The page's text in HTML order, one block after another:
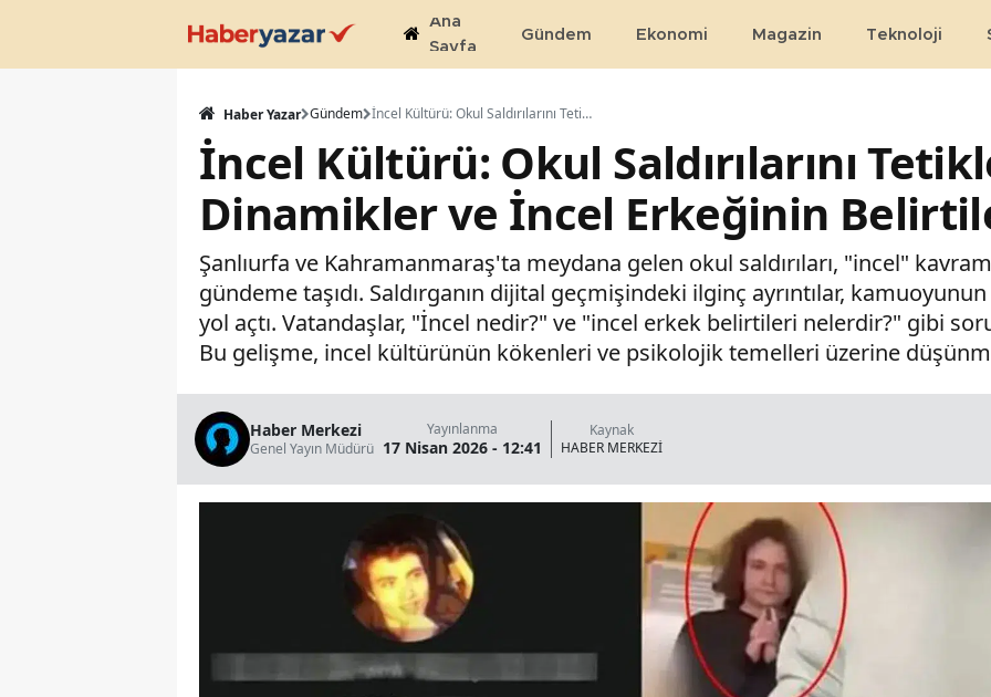
Ana
Sayfa
Gündem Ekonomi Magazin Teknoloji
Haber Yazar Gündem İncel Kültürü: Okul Saldırılarını Tetikleyen Karanlık Dinamikler ve İncel Erkeğinin Belirtileri
İncel Kültürü: Okul Saldırılarını
Dinamikler ve İncel Erkeğinin
Şanlıurfa ve Kahramanmaraş'ta meydana gelen okul saldırıları, "incel"
gündeme taşıdı. Saldırganın dijital geçmişindeki ilginç ayrıntılar,
yol açtı. Vatandaşlar, "İncel nedir?" ve "incel erkek belirtileri nelerdir?" gibi
Bu gelişme, incel kültürünün kökenleri ve psikolojik temelleri üzerine
Haber Merkezi
Genel Yayın Müdürü
Yayınlanma
17 Nisan 2026 - 12:41
Kaynak
HABER MERKEZİ